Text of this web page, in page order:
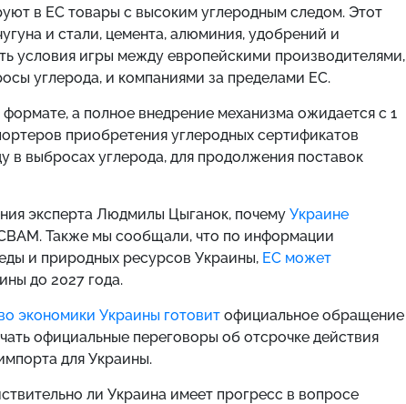
в ЕС товары с высоким углеродным следом. Этот
и стали, цемента, алюминия, удобрений и
условия игры между европейскими производителями,
углерода, и компаниями за пределами ЕС.
а полное внедрение механизма ожидается с 1
приобретения углеродных сертификатов
в выбросах углерода, для продолжения поставок
эксперта Людмилы Цыганок, почему Украине
Также мы сообщали, что по информации
и природных ресурсов Украины, ЕС может
до 2027 года.
экономики Украины готовитофициальное обращение
официальные переговоры об отсрочке действия
для Украины.
ли Украина имеет прогресс в вопросе